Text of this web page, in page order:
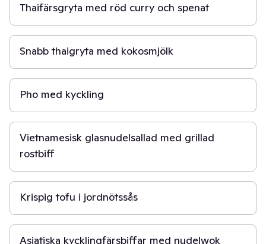
Thaifärsgryta med röd curry och spenat
20 min
Snabb thaigryta med kokosmjölk
30 min
Pho med kyckling
15 min
Vietnamesisk glasnudelsallad med grillad
rostbiff
20 min
Krispig tofu i jordnötssås
30 min
Asiatiska kycklingfärsbiffar med nudelwok